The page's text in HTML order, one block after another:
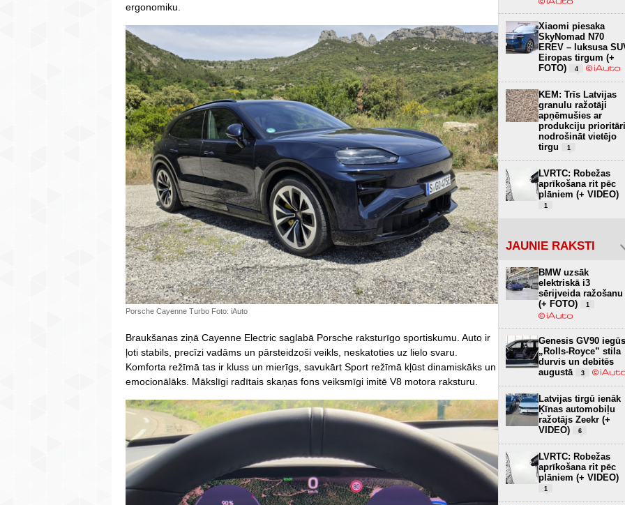
ergonomiku.
Porsche Cayenne Turbo Foto: iAuto
Braukšanas ziņā Cayenne Electric saglabā Porsche raksturīgo sportiskumu. Auto ir
ļoti stabils, precīzi vadāms un pārsteidzoši veikls, neskatoties uz lielo svaru.
Komforta režīmā tas ir kluss un mierīgs, savukārt Sport režīmā kļūst dinamiskāks un
emocionālāks. Mākslīgi radītais skaņas fons veiksmīgi imitē V8 motora raksturu.
Xiaomi piesaka
SkyNomad N70
EREV – luksusa
Eiropas tirgum (+
FOTO)
4
KEM: Trīs Latvijas
granulu ražotāji
apņēmušies ar
produkciju prioritāri
nodrošināt vietējo
tirgu
1
LVRTC: Robežas
aprīkošana rit pēc
plāniem (+ VIDEO)
1
JAUNIE RAKSTI
BMW uzsāk
elektriskā i3
sērijveida ražošanu
(+ FOTO)
1
Genesis GV90 iegūs
„Rolls-Royce” stila
durvis un debitēs
augustā
3
Latvijas tirgū ienāk
Ķīnas automobiļu
ražotājs Zeekr (+
VIDEO)
6
LVRTC: Robežas
aprīkošana rit pēc
plāniem (+ VIDEO)
1